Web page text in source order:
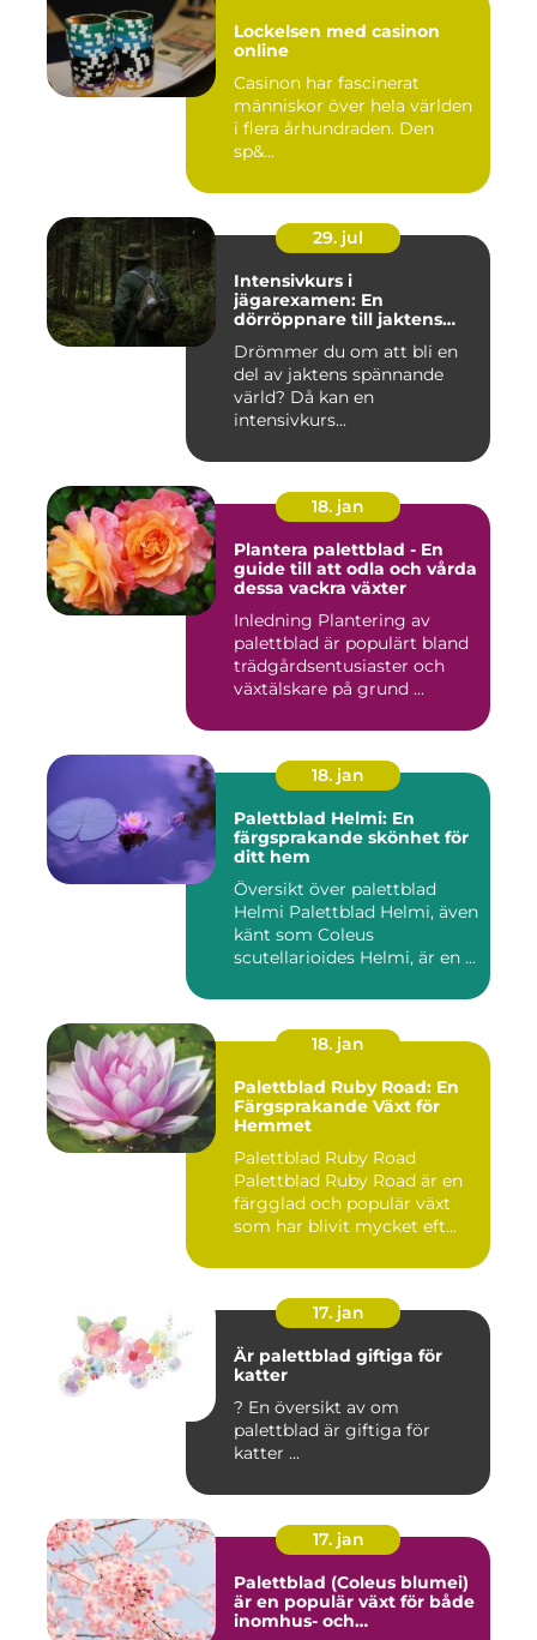
Lockelsen med casinon
online
Casinon har fascinerat
människor över hela världen
i flera århundraden. Den
sp&...
29. jul
Intensivkurs i
jägarexamen: En
dörröppnare till jaktens
Drömmer du om att bli en
del av jaktens spännande
värld? Då kan en
intensivkurs...
18. jan
Plantera palettblad - En
guide till att odla och vårda
dessa vackra växter
Inledning Plantering av
palettblad är populärt bland
trädgårdsentusiaster och
växtälskare på grund ...
18. jan
Palettblad Helmi: En
färgsprakande skönhet för
ditt hem
Översikt över palettblad
Helmi Palettblad Helmi, även
känt som Coleus
scutellarioides Helmi, är en ...
18. jan
Palettblad Ruby Road: En
Färgsprakande Växt för
Hemmet
Palettblad Ruby Road
Palettblad Ruby Road är en
färgglad och populär växt
som har blivit mycket eft...
17. jan
Är palettblad giftiga för
katter
? En översikt av om
palettblad är giftiga för
katter ...
17. jan
Palettblad (Coleus blumei)
är en populär växt för både
inomhus- och